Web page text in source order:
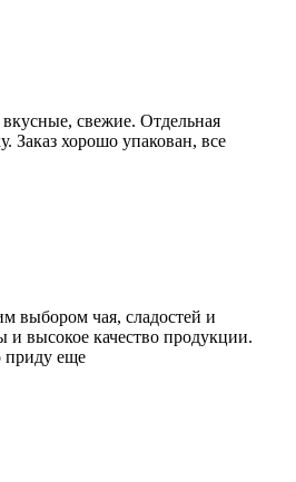
свежие. Отдельная
Заказ хорошо упакован, все
выбором чая, сладостей и
высокое качество продукции.
приду еще